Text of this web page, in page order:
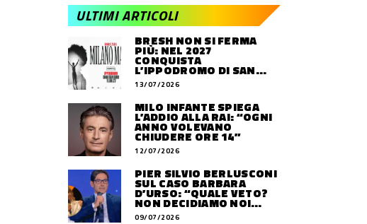
ULTIMI ARTICOLI
BRESH NON SI FERMA
PIÙ: NEL 2027
CONQUISTA
L’IPPODROMO DI SAN
SIRO CON “MILANO
MAREA”
13/07/2026
MILO INFANTE SPIEGA
L’ADDIO ALLA RAI: “OGNI
ANNO VOLEVANO
CHIUDERE ORE 14”
12/07/2026
PIER SILVIO BERLUSCONI
SUL CASO BARBARA
D’URSO: “QUALE VETO?
NON DECIDIAMO NOI
DOVE LAVORERÀ”
09/07/2026